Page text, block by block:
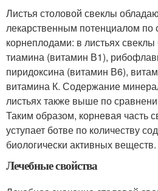
Листья столовой свеклы
лекарственным потенциалом по
корнеплодами: в листьях
тиамина (витамин В1),
пиридоксина (витамин В6),
витамина К. Содержание
листьях также выше по
Таким образом, корневая часть
уступает ботве по количеству
биологически активных веществ.
Лечебные свойства